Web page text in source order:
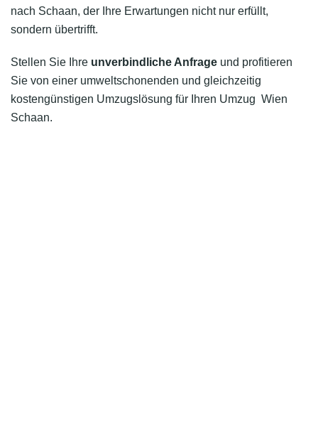
nach Schaan, der Ihre Erwartungen nicht nur erfüllt,
sondern übertrifft.
Stellen Sie Ihre unverbindliche Anfrage und profitieren
Sie von einer umweltschonenden und gleichzeitig
kostengünstigen Umzugslösung für Ihren Umzug Wien
Schaan.